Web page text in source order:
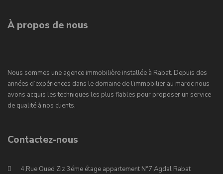
À propos de nous
Nous sommes une agence immobilière installée à Rabat. Depuis des
années d’expériences dans le domaine de l’immobilier au maroc nous
avons acquis les techniques les plus fiables pour proposer un service
de qualité à nos clients.
Contactez-nous
4,Rue Oued Ziz 3éme étage appartement N°7,Agdal Rabat